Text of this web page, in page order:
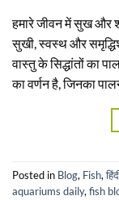
हमारे जीवन में सुख और
सुखी, स्वस्थ और
वास्तु के सिद्धांतों का
का वर्णन है, जिनका
Posted in Blog, Fish,
aquariums daily,fish